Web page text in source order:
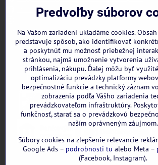
Facebook
Instagram
WhatsApp
Predvoľby súborov
Na Vašom zariadení ukladáme cookies.
predstavuje spôsob, ako identifikovať
a poskytnúť mu možnosť priebežnej
stránkou, najmä umožnenie vytvorenia
prihlásenia, nákupu. Ďalej môžu byť
optimalizáciu prevádzky platformy
bezpečnostné funkcie a technický záznam
zobrazenia podľa Vášho zariadenia
prevádzkovateľom infraštruktúry.
funkčnosť, starať sa o prevádzkovú
naším oprávneným záujmom.
Súbory cookies na zlepšenie relevancie
Google Ads – podrobnosti tu alebo Meta –
(Facebook, Instagram).